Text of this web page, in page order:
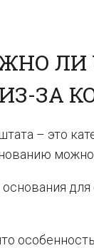
ЛИ
ЗА
– это